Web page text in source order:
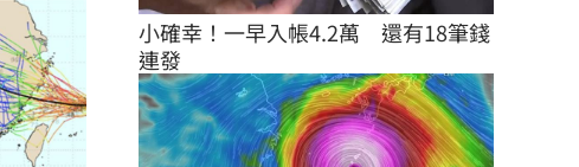
小確幸！一早入帳4.2萬　還有18筆錢
連發